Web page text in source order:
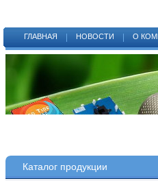
ГЛАВНАЯ НОВОСТИ О
Каталог продукции